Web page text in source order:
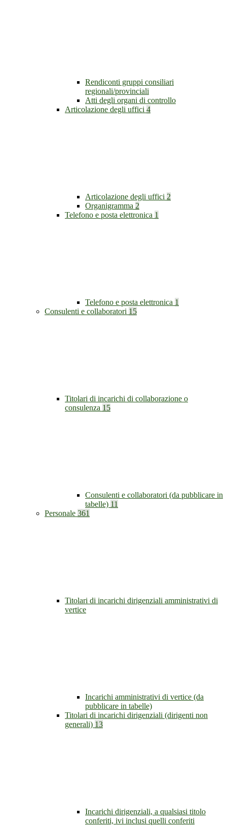
Rendiconti gruppi consiliari
regionali/provinciali
Atti degli organi di controllo
Articolazione degli uffici 4
Articolazione degli uffici 2
Organigramma 2
Telefono e posta elettronica 1
Telefono e posta elettronica 1
Consulenti e collaboratori 15
Titolari di incarichi di collaborazione o
consulenza 15
Consulenti e collaboratori (da pubblicare in
tabelle) 11
Personale 361
Titolari di incarichi dirigenziali amministrativi di
vertice
Incarichi amministrativi di vertice (da
pubblicare in tabelle)
Titolari di incarichi dirigenziali (dirigenti non
generali) 13
Incarichi dirigenziali, a qualsiasi titolo
conferiti, ivi inclusi quelli conferiti